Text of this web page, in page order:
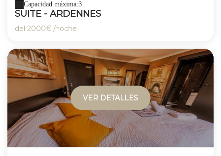
Capacidad máxima:3
SUITE - ARDENNES
del 2000€ /noche
VER DETALLES